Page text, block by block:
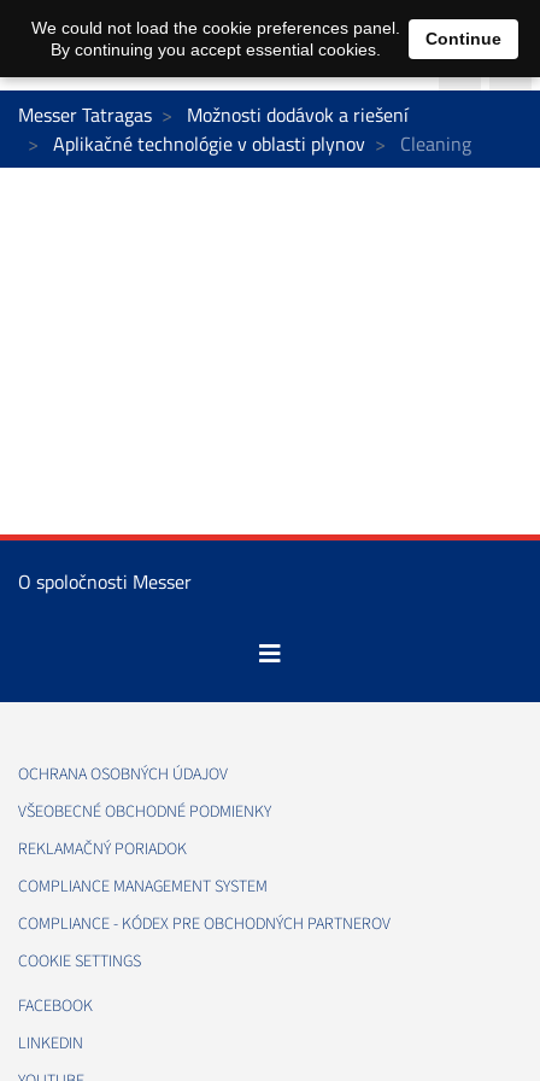
Messer Tatragas
Možnosti dodávok a riešení
Aplikačné technológie v oblasti plynov
Cleaning
O spoločnosti Messer
OCHRANA OSOBNÝCH ÚDAJOV
VŠEOBECNÉ OBCHODNÉ PODMIENKY
REKLAMAČNÝ PORIADOK
COMPLIANCE MANAGEMENT SYSTEM
COMPLIANCE - KÓDEX PRE OBCHODNÝCH PARTNEROV
COOKIE SETTINGS
FACEBOOK
LINKEDIN
We could not load the cookie preferences panel.
By continuing you accept essential cookies.
Continue